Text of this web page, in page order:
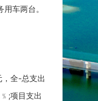
车两台。
全-总支出
项目支出